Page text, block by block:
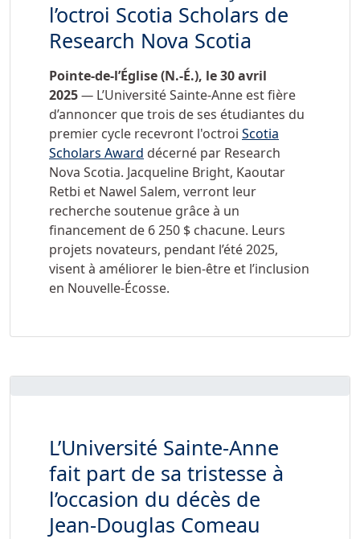
l’octroi Scotia Scholars de
Research Nova Scotia
Pointe-de-l’Église (N.-É.), le 30 avril
2025— L’Université Sainte-Anne est fière
d’annoncer que trois de ses étudiantes du
premier cycle recevront l'octroi Scotia
Scholars Award décerné par Research
Nova Scotia. Jacqueline Bright, Kaoutar
Retbi et Nawel Salem, verront leur
recherche soutenue grâce à un
financement de 6 250 $ chacune. Leurs
projets novateurs, pendant l’été 2025,
visent à améliorer le bien-être et l’inclusion
en Nouvelle-Écosse.
L’Université Sainte-Anne
fait part de sa tristesse à
l’occasion du décès de
Jean-Douglas Comeau